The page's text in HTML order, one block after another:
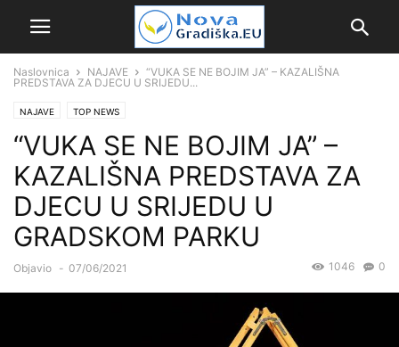
Naslovnica NAJAVE
“VUKA SE NE BOJIM JA” – KAZALIŠNA
PREDSTAVA ZA DJECU U SRIJEDU...
NAJAVE TOP NEWS
“VUKA SE NE BOJIM JA” –
KAZALIŠNA PREDSTAVA ZA
DJECU U SRIJEDU U
GRADSKOM PARKU
Objavio - 07/06/2021 0
1046